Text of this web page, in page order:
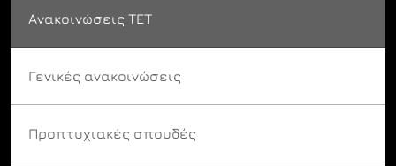
Ανακοινώσεις ΤΕΤ
Γενικές ανακοινώσεις
Προπτυχιακές σπουδές